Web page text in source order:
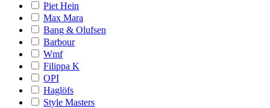
Piet Hein
Max Mara
Bang & Olufsen
Barbour
Wmf
Filippa K
OPI
Haglöfs
Style Masters